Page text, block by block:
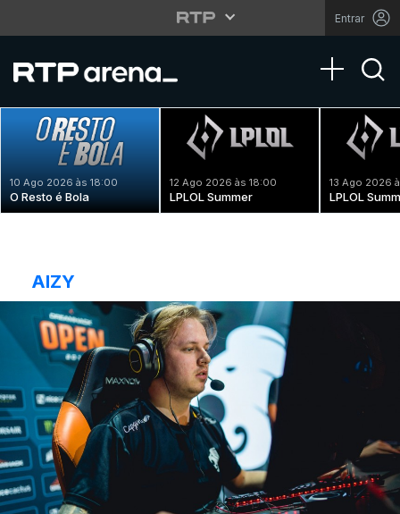
Entrar
Toggle
10 Ago 2026 às 18:00
O Resto é Bola
12 Ago 2026 às 18:00
LPLOL Summer
13 Ago 2026
LPLOL
AIZY